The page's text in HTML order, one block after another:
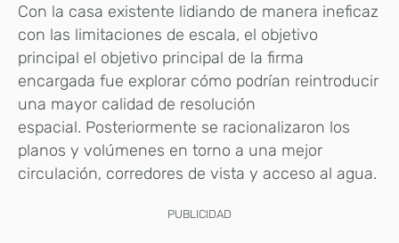
Con la casa existente lidiando de manera ineficaz
con las limitaciones de escala, el objetivo
principal el objetivo principal de la firma
encargada fue explorar cómo podrían reintroducir
una mayor calidad de resolución
espacial. Posteriormente se racionalizaron los
planos y volúmenes en torno a una mejor
circulación, corredores de vista y acceso al agua.
PUBLICIDAD